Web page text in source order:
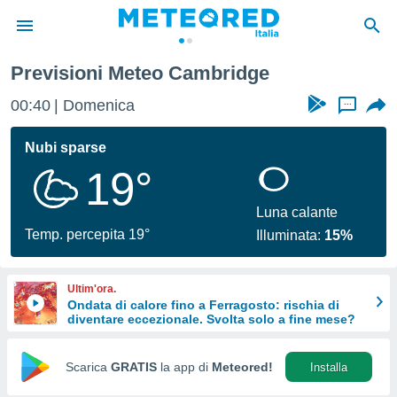
di
per
le
di
Web
Previsioni Meteo Cambridge
00:40 Domenica ...
Nubi sparse
19°
Temp. percepita 19°
Luna calante
Illuminata: 15%
Ultim'ora.
Ondata di calore fino a Ferragosto: rischia di
diventare eccezionale. Svolta solo a fine mese?
Scarica GRATIS la app di Meteored! Installa